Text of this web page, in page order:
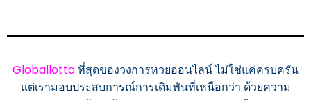
Globallottoที่สุดของวงการหวยออนไลน์ ไม่ใช่แค่ครบครัน
แต่เรามอบประสบการณ์การเดิมพันที่เหนือกว่า ด้วยความ